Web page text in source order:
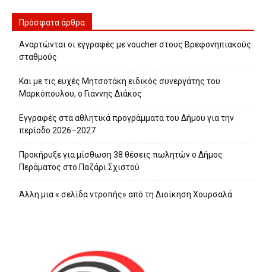
Πρόσφατα άρθρα
Αναρτώνται οι εγγραφές με voucher στους Βρεφονηπιακούς
σταθμούς
Και με τις ευχές Μητσοτάκη ειδικός συνεργάτης του
Μαρκόπουλου, ο Γιάννης Διάκος
Εγγραφές στα αθλητικά προγράμματα του Δήμου για την
περίοδο 2026–2027
Προκήρυξε για μίσθωση 38 θέσεις πωλητών ο Δήμος
Περάματος στο Παζάρι Σχιστού
Άλλη μια « σελίδα ντροπής» από τη Διοίκηση Χουρσαλά